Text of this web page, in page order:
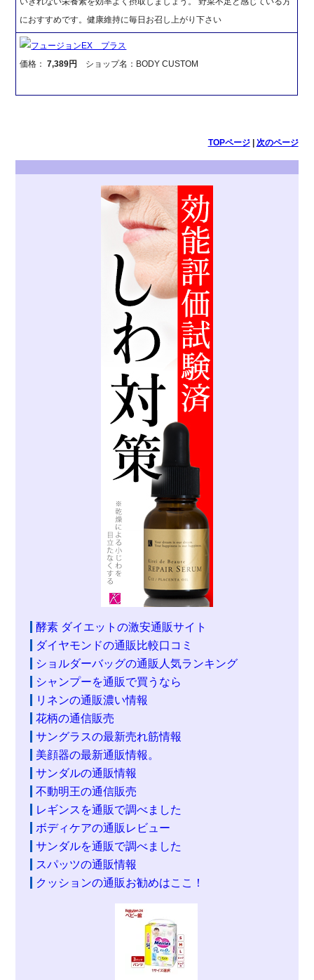
におすすめです。健康維持に毎日お召し上がり下さい
フュージョンEX プラス
価格：7,389円 ショップ名：BODY CUSTOM
TOPページ| 次のページ
酵素 ダイエットの激安通販サイト
ダイヤモンドの通販比較口コミ
ショルダーバッグの通販人気ランキング
シャンプーを通販で買うなら
リネンの通販濃い情報
花柄の通信販売
サングラスの最新売れ筋情報
美顔器の最新通販情報。
サンダルの通販情報
不動明王の通信販売
レギンスを通販で調べました
ボディケアの通販レビュー
サンダルを通販で調べました
スパッツの通販情報
クッションの通販お勧めはここ！